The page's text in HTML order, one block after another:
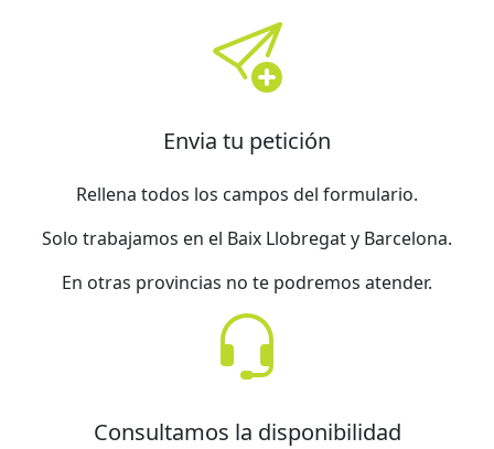
Envia tu petición
Rellena todos los campos del formulario.
Solo trabajamos en el Baix Llobregat y Barcelona.
En otras provincias no te podremos atender.
Consultamos la disponibilidad